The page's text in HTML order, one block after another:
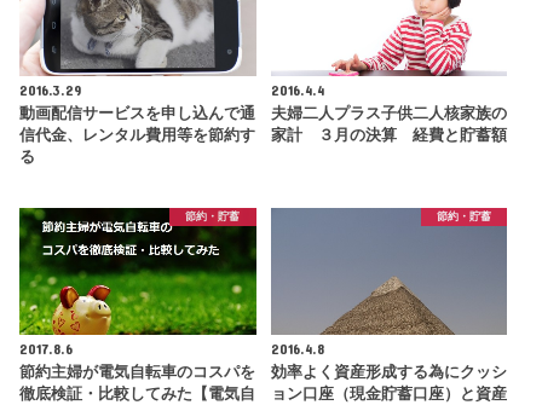
2016.3.29
動画配信サービスを申し込んで通
信代金、レンタル費用等を節約す
る
2016.4.4
夫婦二人プラス子供二人核家族の
家計 ３月の決算 経費と貯蓄額
節約・貯蓄
2017.8.6
節約主婦が電気自転車のコスパを
徹底検証・比較してみた【電気自
節約・貯蓄
2016.4.8
効率よく資産形成する為にクッシ
ョン口座（現金貯蓄口座）と資産